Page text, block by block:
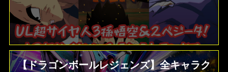
【ドラゴンボールレジェンズ】全キャラク